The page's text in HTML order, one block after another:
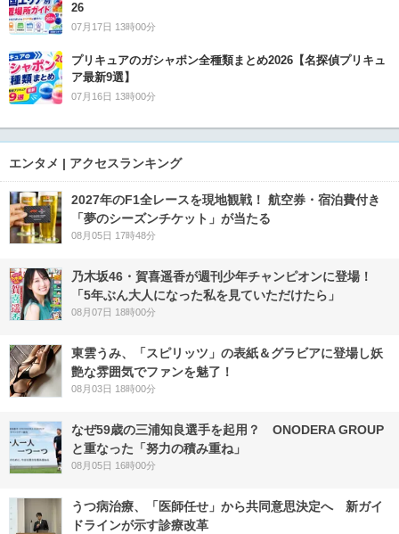
26
07月17日 13時00分
プリキュアのガシャポン全種類まとめ2026【名探偵プリキュ
ア最新9選】
07月16日 13時00分
エンタメ | アクセスランキング
2027年のF1全レースを現地観戦！ 航空券・宿泊費付き
「夢のシーズンチケット」が当たる
08月05日 17時48分
乃木坂46・賀喜遥香が週刊少年チャンピオンに登場！
「5年ぶん大人になった私を見ていただけたら」
08月07日 18時00分
東雲うみ、「スピリッツ」の表紙＆グラビアに登場し妖
艶な雰囲気でファンを魅了！
08月03日 18時00分
なぜ59歳の三浦知良選手を起用？ ONODERA GROUP
と重なった「努力の積み重ね」
08月05日 16時00分
うつ病治療、「医師任せ」から共同意思決定へ 新ガイ
ドラインが示す診療改革